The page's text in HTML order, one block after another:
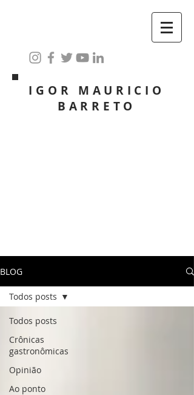
IGOR MAURICIO
BARRETO
BLOG
Todos posts
Crônicas
gastronômicas
Opinião
Ao ponto
Todos posts